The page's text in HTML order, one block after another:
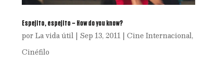
Espejito, espejito – How do you know?
por La vida útil| Sep 13, 2011| Cine Internacional,
Cinéfilo